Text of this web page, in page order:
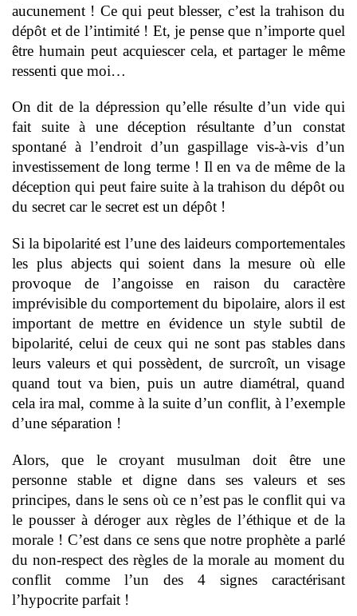
aucunement ! Ce qui peut blesser, c’est la trahison du
dépôt et de l’intimité ! Et, je pense que n’importe quel
être humain peut acquiescer cela, et partager le même
ressenti que moi…
On dit de la dépression qu’elle résulte d’un vide qui
fait suite à une déception résultante d’un constat
spontané à l’endroit d’un gaspillage vis-à-vis d’un
investissement de long terme ! Il en va de même de la
déception qui peut faire suite à la trahison du dépôt ou
du secret car le secret est un dépôt !
Si la bipolarité est l’une des laideurs comportementales
les plus abjects qui soient dans la mesure où elle
provoque de l’angoisse en raison du caractère
imprévisible du comportement du bipolaire, alors il est
important de mettre en évidence un style subtil de
bipolarité, celui de ceux qui ne sont pas stables dans
leurs valeurs et qui possèdent, de surcroît, un visage
quand tout va bien, puis un autre diamétral, quand
cela ira mal, comme à la suite d’un conflit, à l’exemple
d’une séparation !
Alors, que le croyant musulman doit être une
personne stable et digne dans ses valeurs et ses
principes, dans le sens où ce n’est pas le conflit qui va
le pousser à déroger aux règles de l’éthique et de la
morale ! C’est dans ce sens que notre prophète a parlé
du non-respect des règles de la morale au moment du
conflit comme l’un des 4 signes caractérisant
l’hypocrite parfait !